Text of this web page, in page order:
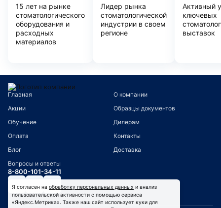
15 лет на рынке
стоматологического
оборудования и
расходных
материалов
Лидер рынка
стоматологической
индустрии в своем
регионе
Активный
ключевых
выставок
Главная
О компании
Акции
Образцы документов
Обучение
Дилерам
Оплата
Контакты
Блог
Доставка
Вопросы и ответы
8-800-101-34-11
Я согласен на обработку персональных данных и анализ
пользовательской активности с помощью сервиса
«Яндекс.Метрика». Также наш сайт использует куки для